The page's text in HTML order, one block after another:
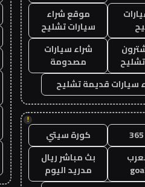
موقع شراء
سيارات تشليح
شراء سيارات
مصدومة
سيارات قديمة تشليح
!
كورة سيتي
بث مباشر ريال
مدريد اليوم